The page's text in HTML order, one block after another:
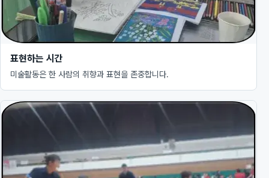
표현하는 시간
미술활동은 한 사람의 취향과 표현을 존중합니다.